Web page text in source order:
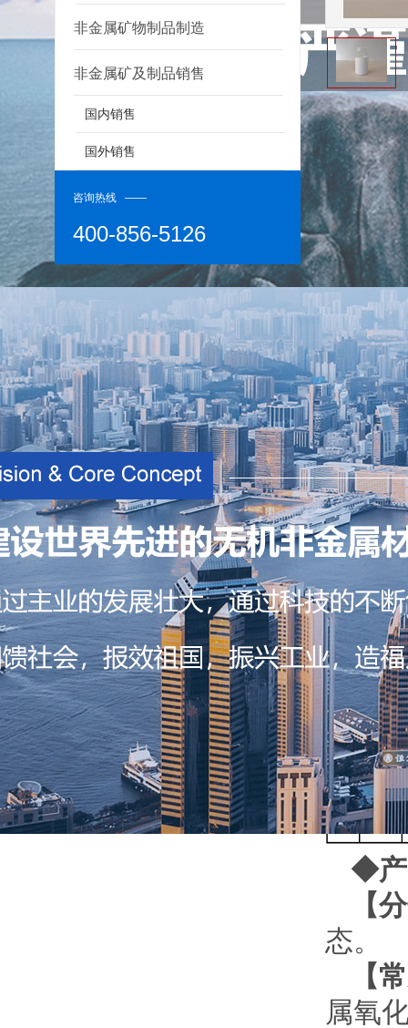
非金属矿物制品制造
非金属矿及制品销售
国内销售
国外销售
咨询热线 ——
400-856-5126
详细介绍
二次
理、
态特
具有
题，
子、
行业
◆技
◆产
【
态。
【
属氧